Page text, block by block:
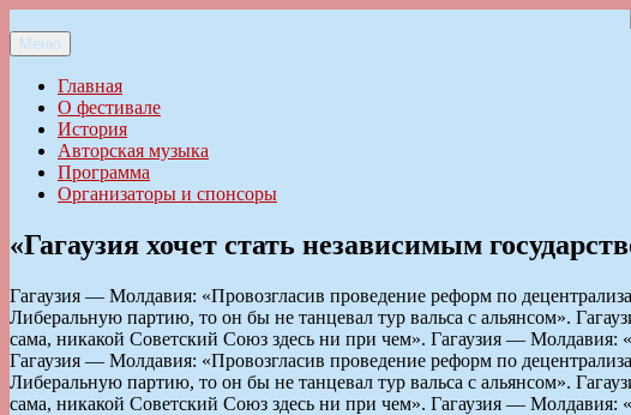
к
содержимому
Ильменский фестиваль авторской песни
Меню
Главная
О фестивале
История
Авторская музыка
Программа
Организаторы и спонсоры
«Гагаузия хочет стать независимым
Гагаузия — Молдавия: «Провозгласив проведение реформ по
Либеральную партию, то он бы не танцевал тур вальса с альянсом».
сама, никакой Советский Союз здесь ни при чем». Гагаузия — Молдавия:
Гагаузия — Молдавия: «Провозгласив проведение реформ по
Либеральную партию, то он бы не танцевал тур вальса с альянсом».
сама, никакой Советский Союз здесь ни при чем». Гагаузия — Молдавия: